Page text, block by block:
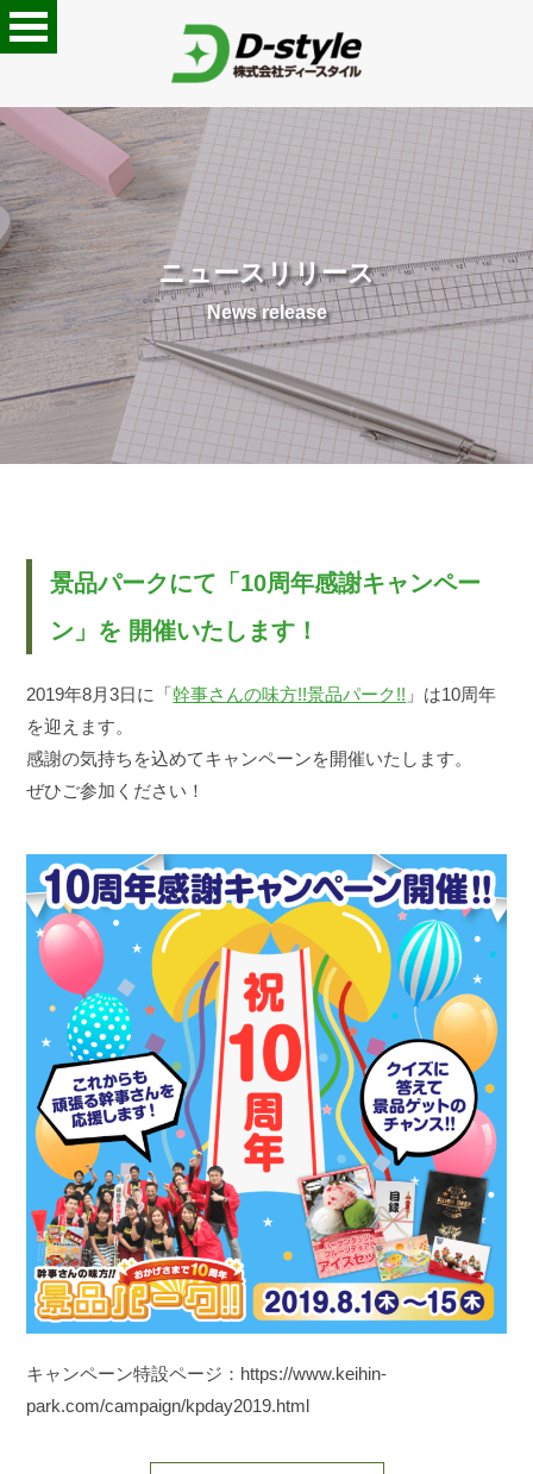
ニュースリリース
News release
景品パークにて「10周年感謝キャンペー
ン」を 開催いたします！
2019年8月3日に「幹事さんの味方!!景品パーク!! 」は10周年
を迎えます。
感謝の気持ちを込めてキャンペーンを開催いたします。
ぜひご参加ください！
キャンペーン特設ページ：https://www.keihin-
park.com/campaign/kpday2019.html